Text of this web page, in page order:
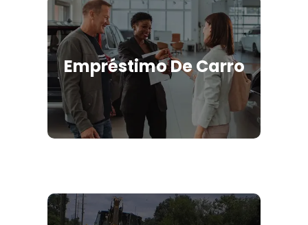
Empréstimo De Carro